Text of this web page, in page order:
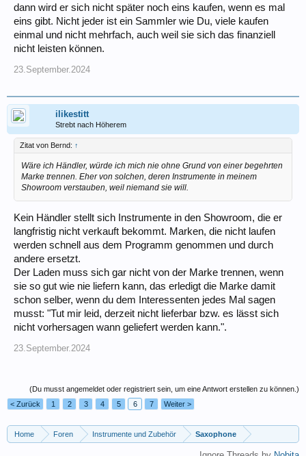
dann wird er sich nicht später noch eins kaufen, wenn es mal
eins gibt. Nicht jeder ist ein Sammler wie Du, viele kaufen
einmal und nicht mehrfach, auch weil sie sich das finanziell
nicht leisten können.
23.September.2024
ilikestitt
Strebt nach Höherem
Zitat von Bernd: ↑
Wäre ich Händler, würde ich mich nie ohne Grund von einer begehrten
Marke trennen. Eher von solchen, deren Instrumente in meinem
Showroom verstauben, weil niemand sie will.
Kein Händler stellt sich Instrumente in den Showroom, die er
langfristig nicht verkauft bekommt. Marken, die nicht laufen
werden schnell aus dem Programm genommen und durch
andere ersetzt.
Der Laden muss sich gar nicht von der Marke trennen, wenn
sie so gut wie nie liefern kann, das erledigt die Marke damit
schon selber, wenn du dem Interessenten jedes Mal sagen
musst: "Tut mir leid, derzeit nicht lieferbar bzw. es lässt sich
nicht vorhersagen wann geliefert werden kann.".
23.September.2024
(Du musst angemeldet oder registriert sein, um eine Antwort erstellen zu können.)
< Zurück
1 2 3 4 5 6 7 Weiter >
Home Foren Instrumente und Zubehör Saxophone